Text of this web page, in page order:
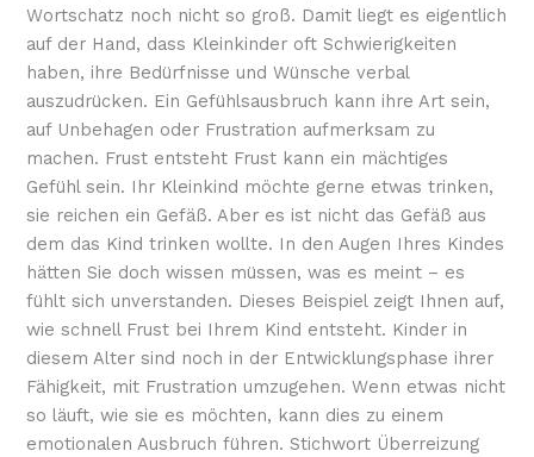
Wortschatz noch nicht so groß. Damit liegt es eigentlich
auf der Hand, dass Kleinkinder oft Schwierigkeiten
haben, ihre Bedürfnisse und Wünsche verbal
auszudrücken. Ein Gefühlsausbruch kann ihre Art sein,
auf Unbehagen oder Frustration aufmerksam zu
machen. Frust entsteht Frust kann ein mächtiges
Gefühl sein. Ihr Kleinkind möchte gerne etwas trinken,
sie reichen ein Gefäß. Aber es ist nicht das Gefäß aus
dem das Kind trinken wollte. In den Augen Ihres Kindes
hätten Sie doch wissen müssen, was es meint – es
fühlt sich unverstanden. Dieses Beispiel zeigt Ihnen auf,
wie schnell Frust bei Ihrem Kind entsteht. Kinder in
diesem Alter sind noch in der Entwicklungsphase ihrer
Fähigkeit, mit Frustration umzugehen. Wenn etwas nicht
so läuft, wie sie es möchten, kann dies zu einem
emotionalen Ausbruch führen. Stichwort Überreizung